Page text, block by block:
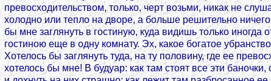
превосходительством, только, черт возьми, никак не
холодно или тепло на дворе, а больше решительно
бы мне заглянуть в гостиную, куда видишь только иногда
гостиною еще в одну комнату. Эх, какое богатое
Хотелось бы заглянуть туда, на ту половину, где ее
хотелось бы мне! В будуар: как там стоят все эти баночки,